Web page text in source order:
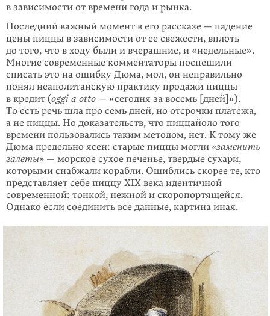
в зависимости от времени года и рынка.
Последний важный момент в его рассказе — падение
цены пиццы в зави­симости от ее свежести, вплоть
до того, что в ходу были и вчерашние, и «недельные».
Многие современные комментаторы поспешили
списать это на ошибку Дюма, мол, он неправильно
понял неаполитанскую практику продажи пиццы
в кредит (oggi a otto — «сегодня за восемь [дней]»).
То есть речь шла про семь дней, но отсрочки платежа,
а не пиццы. Но доказательств, что пиццайоло того
времени пользовались таким методом, нет. К тому же
Дюма предельно ясен: старые пиццы могли «заменить
галеты» — морское сухое печенье, твердые сухари,
которыми снабжали корабли. Ошиблись скорее те, кто
представляет себе пиццу XIX века идентичной
современной: тонкой, нежной и скоропортящейся.
Однако если соединить все данные, картина иная.